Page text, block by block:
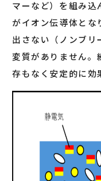
マーなど）を組み込
がイオン伝導体とな
出さない（ノンブリ
変質がありません。
存もなく安定的に効